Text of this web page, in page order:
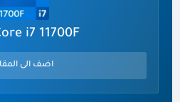
i7 11700F
اضف الى